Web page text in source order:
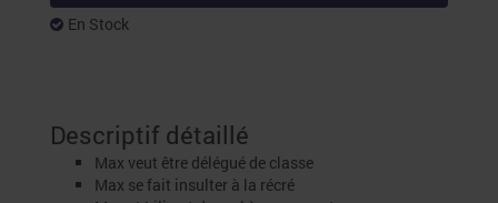
En Stock
Descriptif détaillé
Max veut être délégué de classe
Max se fait insulter à la récré